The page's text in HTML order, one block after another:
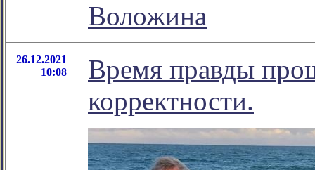
Воложина
26.12.2021
10:08
Время правды
корректности.